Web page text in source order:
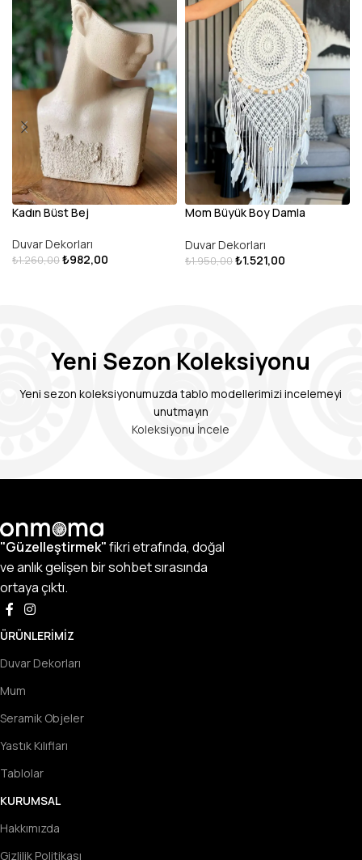
Kadın Büst Bej
Duvar Dekorları
₺1.260,00₺982,00
Mom Büyük Boy Damla
Duvar Dekorları
₺1.950,00₺1.521,00
Yeni Sezon Koleksiyonu
Yeni sezon koleksiyonumuzda tablo modellerimizi incelemeyi
unutmayın
Koleksiyonu İncele
"Güzelleştirmek"fikri etrafında, doğal
ve anlık gelişen bir sohbet sırasında
ortaya çıktı.
ÜRÜNLERIMIZ
Duvar Dekorları
Mum
Seramik Objeler
Yastık Kılıfları
Tablolar
KURUMSAL
Hakkımızda
Gizlilik Politikası